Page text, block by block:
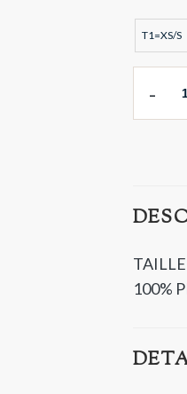
T1=XS/S
-
100%